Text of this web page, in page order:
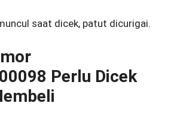
saat dicek, patut dicurigai.
Perlu Dicek